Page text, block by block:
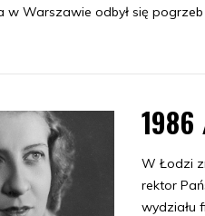
w Warszawie odbył się
W Łodzi
rektor
wydziału